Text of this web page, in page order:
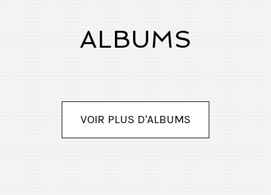
ALBUMS
VOIR PLUS D'ALBUMS